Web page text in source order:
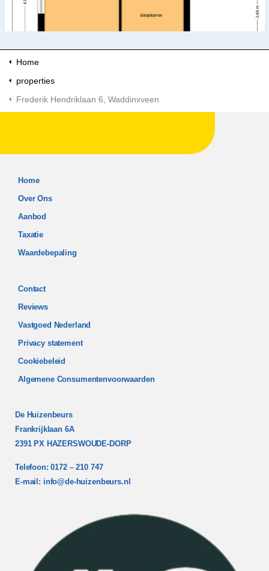
Home
properties
Frederik Hendriklaan 6, Waddinxveen
Home
Over Ons
Aanbod
Taxatie
Waardebepaling
Contact
Reviews
Vastgoed Nederland
Privacy statement
Cookiebeleid
Algemene Consumentenvoorwaarden
De Huizenbeurs
Frankrijklaan 6A
2391 PX HAZERSWOUDE-DORP
Telefoon: 0172 – 210 747
E-mail: info@de-huizenbeurs.nl